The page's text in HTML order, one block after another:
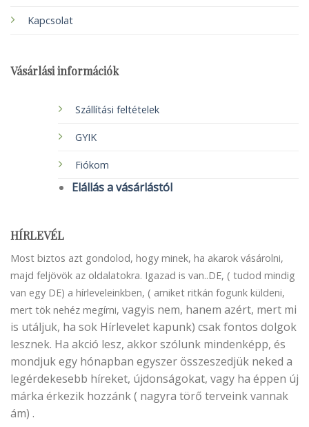
Kapcsolat
Vásárlási információk
Szállítási feltételek
GYIK
Fiókom
Elállás a vásárlástól
HÍRLEVÉL
Most biztos azt gondolod, hogy minek, ha akarok vásárolni,
majd feljövök az oldalatokra. Igazad is van..DE, ( tudod mindig
van egy DE) a hírleveleinkben, ( amiket ritkán fogunk küldeni,
mert tök nehéz megírni, vagyis nem, hanem azért, mert mi
is utáljuk, ha sok Hírlevelet kapunk) csak fontos dolgok
lesznek. Ha akció lesz, akkor szólunk mindenképp, és
mondjuk egy hónapban egyszer összeszedjük neked a
legérdekesebb híreket, újdonságokat, vagy ha éppen új
márka érkezik hozzánk ( nagyra törő terveink vannak
ám) .